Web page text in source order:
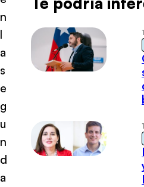
n
l
a
s
e
g
u
n
d
a